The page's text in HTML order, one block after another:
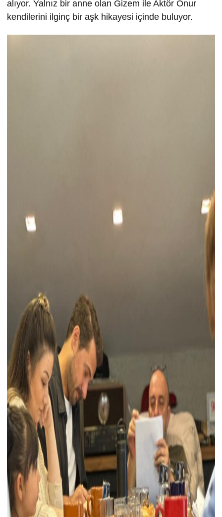
alıyor. Yalnız bir anne olan Gizem ile Aktör Onur
kendilerini ilginç bir aşk hikayesi içinde buluyor.